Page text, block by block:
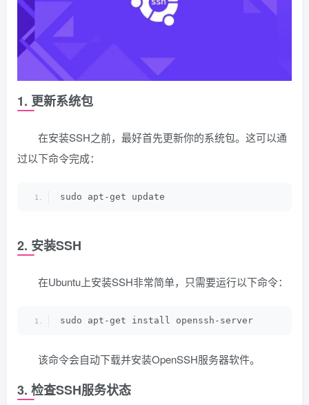
1. 更新系统包
在安装SSH之前，最好首先更新你的系统包。这可以通
过以下命令完成：
sudo apt-get update
2. 安装SSH
在Ubuntu上安装SSH非常简单，只需要运行以下命令：
sudo apt-get install openssh-server
该命令会自动下载并安装OpenSSH服务器软件。
3. 检查SSH服务状态